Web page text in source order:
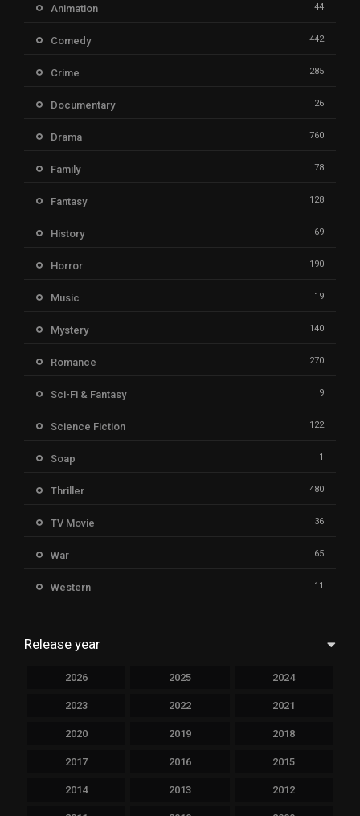
Animation 44
Comedy 442
Crime 285
Documentary 26
Drama 760
Family 78
Fantasy 128
History 69
Horror 190
Music 19
Mystery 140
Romance 270
Sci-Fi & Fantasy 9
Science Fiction 122
Soap 1
Thriller 480
TV Movie 36
War 65
Western 11
Release year
2026 2025 2024
2023 2022 2021
2020 2019 2018
2017 2016 2015
2014 2013 2012